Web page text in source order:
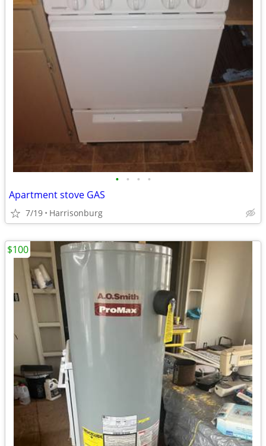
• • • •
Apartment stove GAS
7/19 Harrisonburg
$100